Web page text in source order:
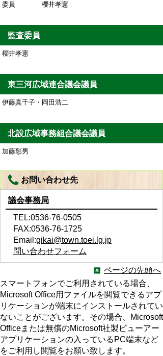
委員 櫻井孝憲
監査委員
櫻井孝憲
東三河広域連合議会議員
伊藤真千子・岡田浩二
北設広域事務組合議会議員
加藤彰男
お問い合わせ先
議会事務局
TEL:0536-76-0505
FAX:0536-76-1725
Email:gikai@town.toei.lg.jp
問い合わせフォーム
ページの先頭へ
スマートフォンでご利用されている場合、
Microsoft Office用ファイルを閲覧できるアプ
リケーションが端末にインストールされてい
ないことがございます。その場合、Microsoft
Officeまたは無償のMicrosoft社製ビューアー
アプリケーションの入っているPC端末など
をご利用し閲覧をお願い致します。